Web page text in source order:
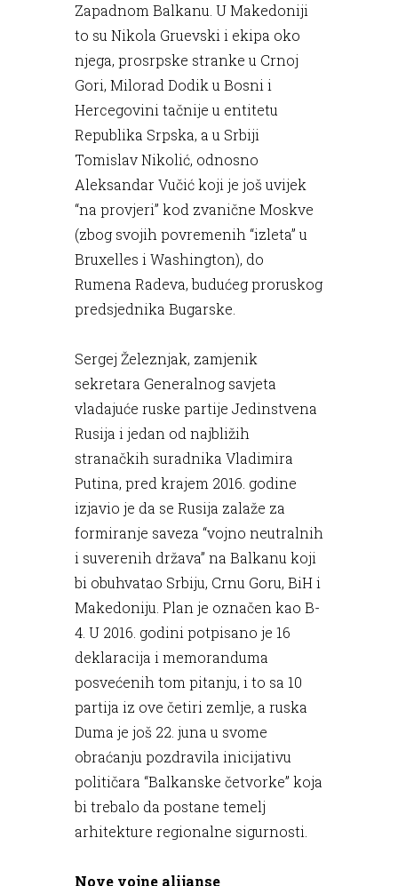
Zapadnom Balkanu. U Makedoniji
to su Nikola Gruevski i ekipa oko
njega, prosrpske stranke u Crnoj
Gori, Milorad Dodik u Bosni i
Hercegovini tačnije u entitetu
Republika Srpska, a u Srbiji
Tomislav Nikolić, odnosno
Aleksandar Vučić koji je još uvijek
“na provjeri” kod zvanične Moskve
(zbog svojih povremenih “izleta” u
Bruxelles i Washington), do
Rumena Radeva, budućeg proruskog
predsjednika Bugarske.
Sergej Železnjak, zamjenik
sekretara Generalnog savjeta
vladajuće ruske partije Jedinstvena
Rusija i jedan od najbližih
stranačkih suradnika Vladimira
Putina, pred krajem 2016. godine
izjavio je da se Rusija zalaže za
formiranje saveza “vojno neutralnih
i suverenih država” na Balkanu koji
bi obuhvatao Srbiju, Crnu Goru, BiH i
Makedoniju. Plan je označen kao B-
4. U 2016. godini potpisano je 16
deklaracija i memoranduma
posvećenih tom pitanju, i to sa 10
partija iz ove četiri zemlje, a ruska
Duma je još 22. juna u svome
obraćanju pozdravila inicijativu
političara “Balkanske četvorke” koja
bi trebalo da postane temelj
arhitekture regionalne sigurnosti.
Nove vojne alijanse